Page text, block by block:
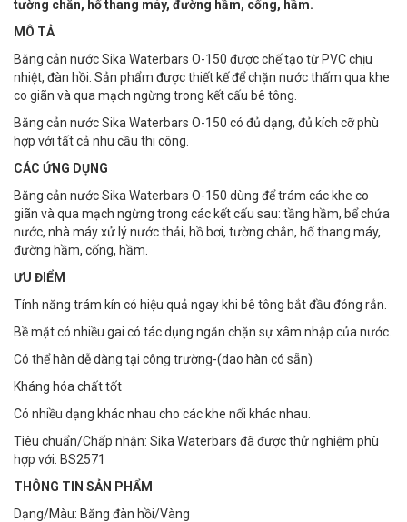
tường chắn, hố thang máy, đường hầm, cống, hầm.
MÔ TẢ
Băng cản nước Sika Waterbars O-150 được chế tạo từ PVC chịu
nhiệt, đàn hồi. Sản phẩm được thiết kế để chặn nước thấm qua khe
co giãn và qua mạch ngừng trong kết cấu bê tông.
Băng cản nước Sika Waterbars O-150 có đủ dạng, đủ kích cỡ phù
hợp với tất cả nhu cầu thi công.
CÁC ỨNG DỤNG
Băng cản nước Sika Waterbars O-150 dùng để trám các khe co
giãn và qua mạch ngừng trong các kết cấu sau: tầng hầm, bể chứa
nước, nhà máy xử lý nước thải, hồ bơi, tường chắn, hố thang máy,
đường hầm, cống, hầm.
ƯU ĐIỂM
Tính năng trám kín có hiệu quả ngay khi bê tông bắt đầu đóng rắn.
Bề mặt có nhiều gai có tác dụng ngăn chặn sự xâm nhập của nước.
Có thể hàn dễ dàng tại công trường-(dao hàn có sẵn)
Kháng hóa chất tốt
Có nhiều dạng khác nhau cho các khe nối khác nhau.
Tiêu chuẩn/Chấp nhận: Sika Waterbars đã được thử nghiệm phù
hợp với: BS2571
THÔNG TIN SẢN PHẨM
Dạng/Màu: Băng đàn hồi/Vàng